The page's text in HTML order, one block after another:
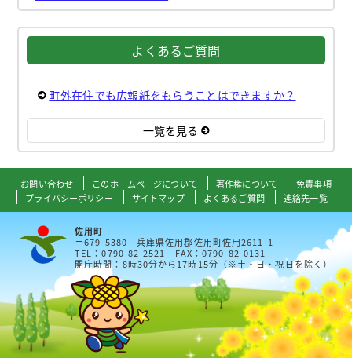
よくあるご質問
町外在住でも広報紙をもらうことはできますか？
一覧を見る
お問い合わせ このホームページについて 著作権について
免責事項
プライバシーポリシー
サイトマップ よくあるご質問 連絡先一覧
佐用町
〒679-5380 兵庫県佐用郡佐用町佐用2611-1
TEL：0790-82-2521 FAX：0790-82-0131
開庁時間：8時30分から17時15分（※土・日・祝日を除く）